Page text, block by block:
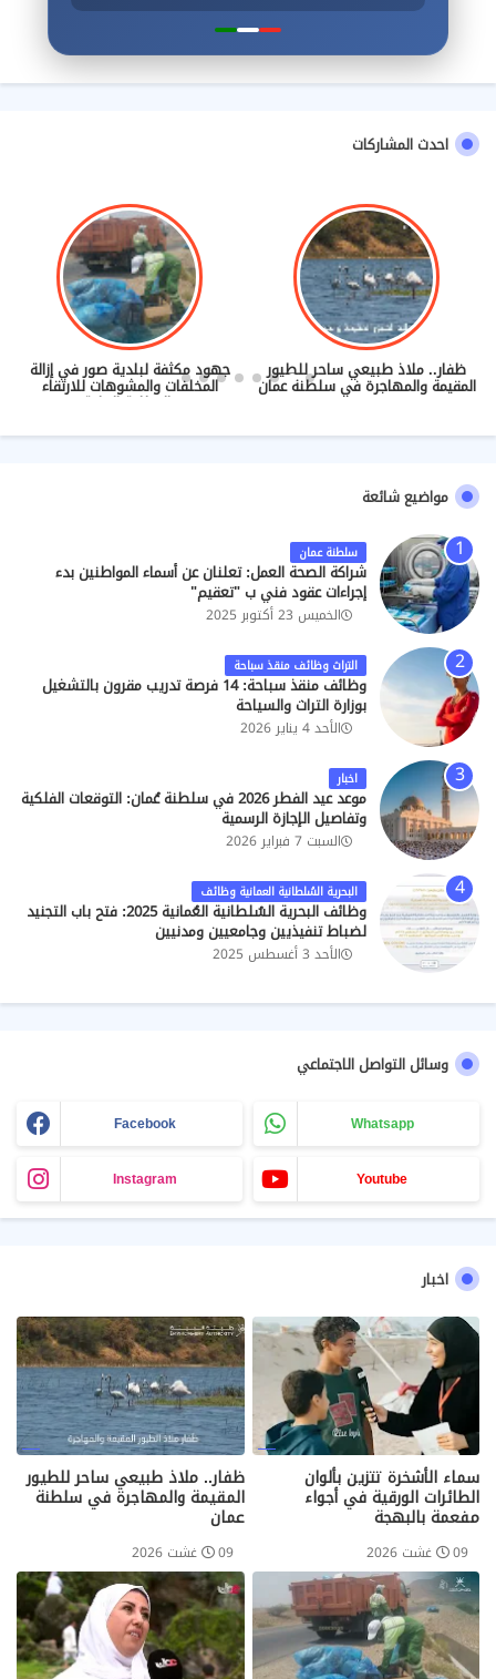
احدث المشاركات
ظفار.. ملاذ طبيعي ساحر للطيور
المقيمة والمهاجرة في سلطنة عمان
جهود مكثفة لبلدية صور في إزالة
المخلفات والمشوهات للارتقاء
بالنظافة العامة
مواضيع شائعة
سلطنة عمان
شراكة الصحة العمل: تعلنان عن أسماء المواطنين بدء
إجراءات عقود فني ب "تعقيم"
الخميس 23 أكتوبر 2025
التراث وظائف منقذ سباحة
وظائف منقذ سباحة: 14 فرصة تدريب مقرون بالتشغيل
بوزارة التراث والسياحة
الأحد 4 يناير 2026
اخبار
موعد عيد الفطر 2026 في سلطنة عُمان: التوقعات الفلكية
وتفاصيل الإجازة الرسمية
السبت 7 فبراير 2026
البحرية السُلطانية العمانية وظائف
وظائف البحرية السُلطانية العُمانية 2025: فتح باب التجنيد
لضباط تنفيذيين وجامعيين ومدنيين
الأحد 3 أغسطس 2025
وسائل التواصل الاجتماعي
Facebook Whatsapp
Instagram Youtube
اخبار
سماء الأشخرة تتزين بألوان
الطائرات الورقية في أجواء
مفعمة بالبهجة
09 غشت 2026
ظفار.. ملاذ طبيعي ساحر للطيور
المقيمة والمهاجرة في سلطنة
عمان
09 غشت 2026